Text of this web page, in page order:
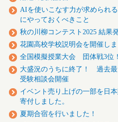
AIを使いこなす力が求められ
にやっておくべきこと
秋の川柳コンテスト2025 結果
花園高校学校説明会を開催しま
全国模擬授業大会 団体戦3位！
大盛況のうちに終了！ 過去
受験相談会開催
イベント売り上げの一部を日
寄付しました。
夏期合宿を行いました！